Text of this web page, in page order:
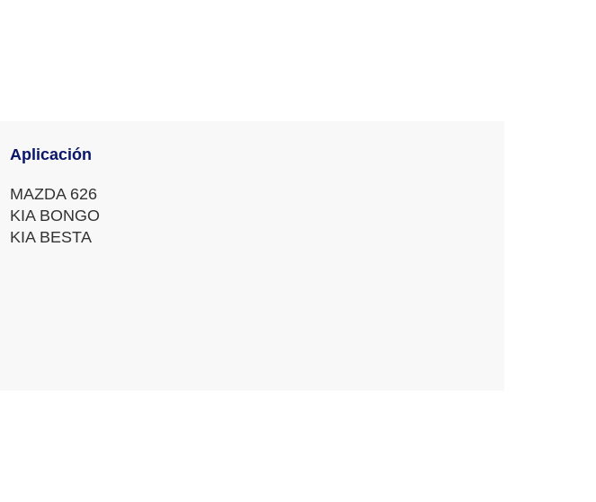
Aplicación
MAZDA 626
KIA BONGO
KIA BESTA